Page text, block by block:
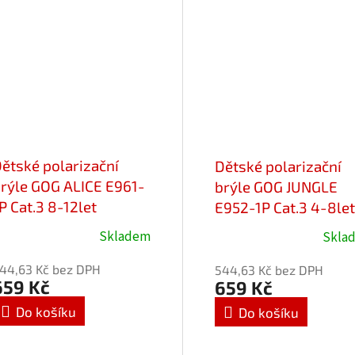
polarizační
GOG ALICE E961-
Cat.3 8-12let
5,0
Skladem
Kč bez DPH
Kč
Do košíku
Dětské polarizační
brýle GOG JUNGLE
E952-1P Cat.3 4-8let
produktu
je
5,0
z
544,63 Kč bez DPH
659 Kč
Do košíku